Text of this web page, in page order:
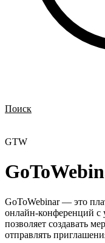
Поиск
GTW
GoToWebinar — это
онлайн-конференций с
позволяет создавать
отправлять